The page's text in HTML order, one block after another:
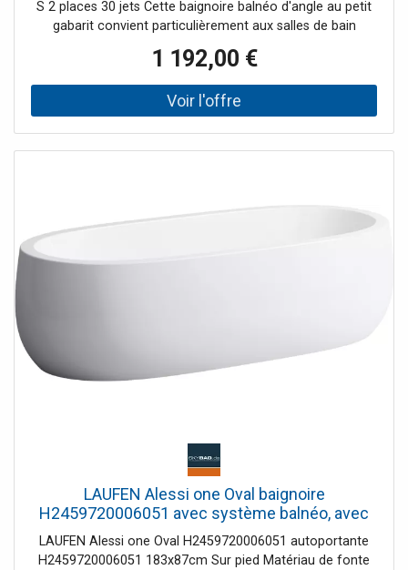
S 2 places 30 jets Cette baignoire balnéo d'angle au petit
gabarit convient particulièrement aux salles de bain
baignoire et son gain de place, avec 140cm de long,
sauront vous séduire. Ce modèle offre 30 jets et vous
permet de découvrir la balnéothérapie à domicile à petit
prix. Les deux places face à face bénéficient de jets
moments de détente. Le grand hublot en façade permet
de diffuser la lumière du spot subaquatique de
chromothérapie à travers toute votre salle de bain. Le +
1 192,00 €
LAUFEN Alessi one Oval baignoire
H2459720006051 avec système balnéo, avec
tablier, avec buses d'air, sans éclairage sous-
marin
LAUFEN Alessi one Oval H2459720006051 autoportante
H2459720006051 183x87cm Sur pied Matériau de fonte